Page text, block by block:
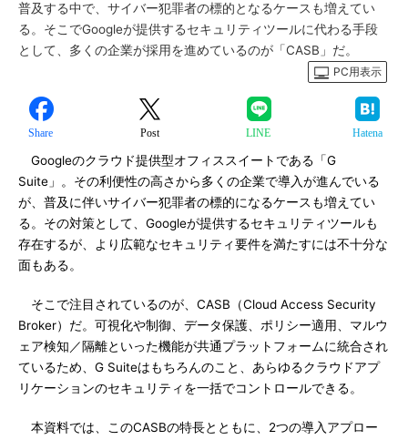
普及する中で、サイバー犯罪者の標的となるケースも増えてい
る。そこでGoogleが提供するセキュリティツールに代わる手段
として、多くの企業が採用を進めているのが「CASB」だ。
PC用表示
Share Post LINE Hatena
Googleのクラウド提供型オフィススイートである「G
Suite」。その利便性の高さから多くの企業で導入が進んでいる
が、普及に伴いサイバー犯罪者の標的になるケースも増えてい
る。その対策として、Googleが提供するセキュリティツールも
存在するが、より広範なセキュリティ要件を満たすには不十分な
面もある。
そこで注目されているのが、CASB（Cloud Access Security
Broker）だ。可視化や制御、データ保護、ポリシー適用、マルウ
ェア検知／隔離といった機能が共通プラットフォームに統合され
ているため、G Suiteはもちろんのこと、あらゆるクラウドアプ
リケーションのセキュリティを一括でコントロールできる。
本資料では、このCASBの特長とともに、2つの導入アプロー